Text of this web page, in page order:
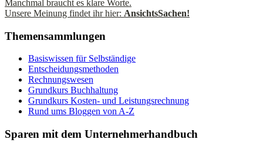
Manchmal braucht es klare Worte.
Unsere Meinung findet ihr hier: AnsichtsSachen!
Themensammlungen
Basiswissen für Selbständige
Entscheidungsmethoden
Rechnungswesen
Grundkurs Buchhaltung
Grundkurs Kosten- und Leistungsrechnung
Rund ums Bloggen von A-Z
Sparen mit dem Unternehmerhandbuch